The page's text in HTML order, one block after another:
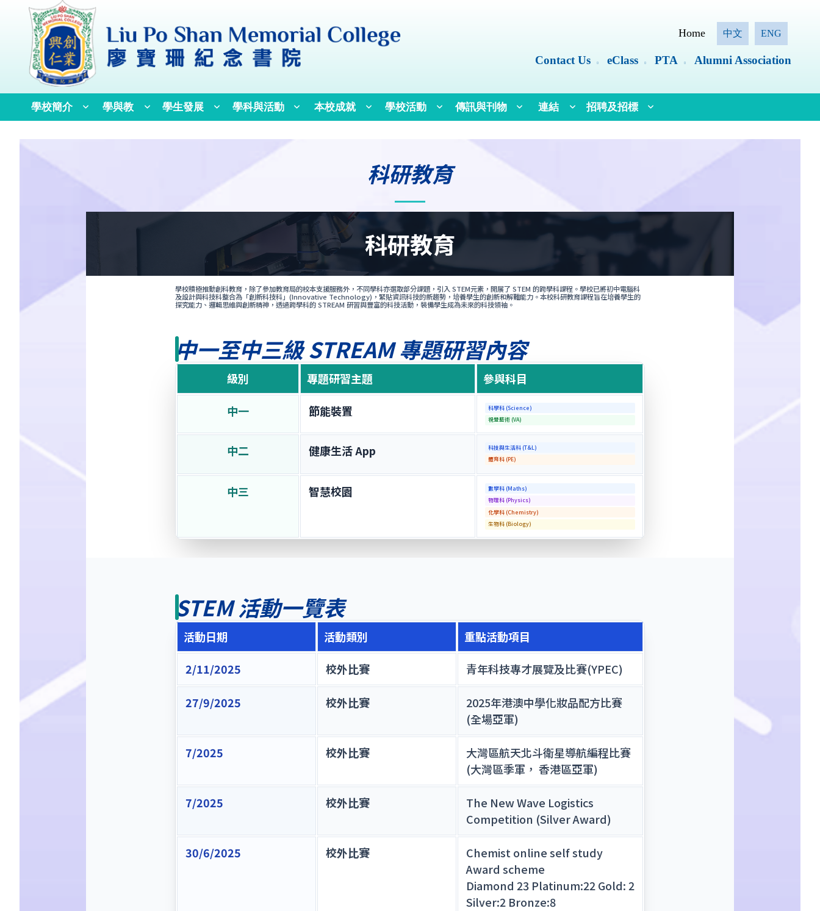
Home 中文 ENG
Contact Us eClass PTA Alumni Association
學校簡介 學與教 學生發展 學科與活動 本校成就 學校活動 傳訊與刊物 連結 招聘及招標
科研教育
科研教育
學校積極推動創科教育，除了參加教育局的校本支援服務外，不同學科亦選取部分課題，引入 STEM元素，開展了 STEM 的跨學科課程。學校已將初中電腦科
及設計與科技科整合為「創新科技科」(Innovative Technology)，緊貼資訊科技的新趨勢，培養學生的創新和解難能力。本校科研教育課程旨在培養學生的
探究能力、邏輯思維與創新精神，透過跨學科的 STREAM 研習與豐富的科技活動，裝備學生成為未來的科技領袖。
中一至中三級 STREAM 專題研習內容
級別 專題研習主題 參與科目
中一 節能裝置
科學科 (Science)
視覺藝術 (VA)
中二 健康生活 App
科技與生活科 (T&L)
體育科 (PE)
中三 智慧校園
數學科 (Maths)
物理科 (Physics)
化學科 (Chemistry)
生物科 (Biology)
STEM 活動一覽表
活動日期 活動類別 重點活動項目
2/11/2025 校外比賽 青年科技專才展覽及比賽(YPEC)
27/9/2025 校外比賽
2025年港澳中學化妝品配方比賽
(全場亞軍)
7/2025 校外比賽
大灣區航天北斗衛星導航編程比賽
(大灣區季軍， 香港區亞軍)
7/2025 校外比賽
The New Wave Logistics
Competition (Silver Award)
30/6/2025 校外比賽
Chemist online self study
Award scheme
Diamond 23 Platinum:22 Gold: 2
Silver:2 Bronze:8